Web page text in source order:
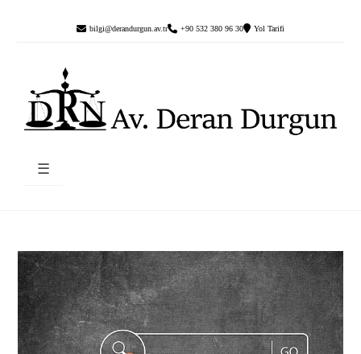
bilgi@derandurgun.av.tr +90 532 380 96 30 Yol Tarifi
☰